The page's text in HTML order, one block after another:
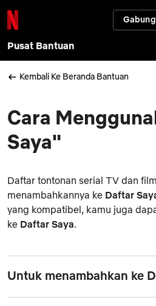
Pusat Bantuan
Kembali Ke Beranda Bantuan
Cara
Saya"
Daftar tontonan serial TV dan
menambahkannya ke Daftar
yang kompatibel, kamu juga
ke Daftar Saya.
Untuk menambahkan ke